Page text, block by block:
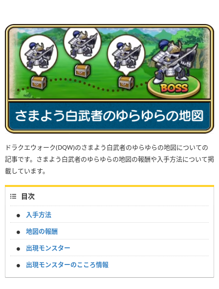
ドラクエウォーク(DQW)のさまよう白武者のゆらゆらの地図についての
記事です。さまよう白武者のゆらゆらの地図の報酬や入手方法について掲
載しています。
目次
入手方法
地図の報酬
出現モンスター
出現モンスターのこころ情報